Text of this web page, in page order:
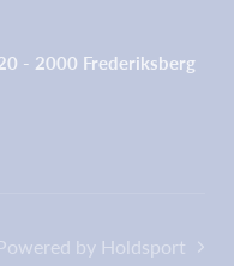
- 2000 Frederiksberg
by Holdsport